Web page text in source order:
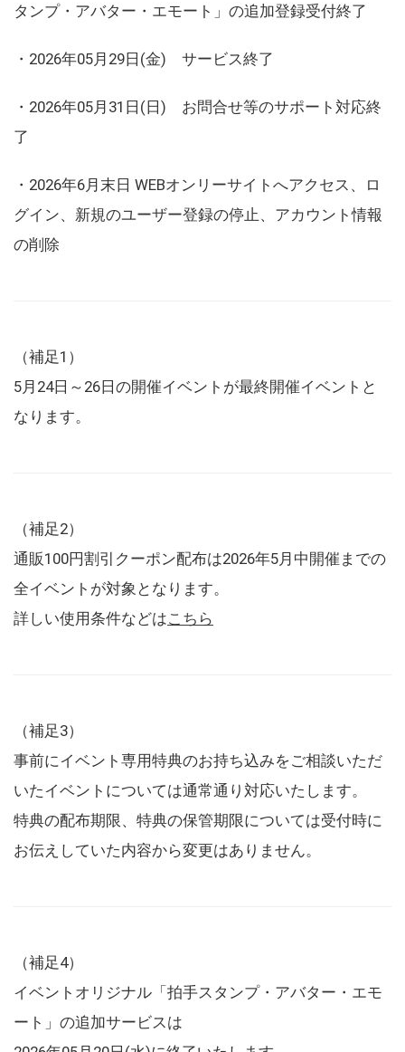
タンプ・アバター・エモート」の追加登録受付終了
・2026年05月29日(金) サービス終了
・2026年05月31日(日) お問合せ等のサポート対応終
了
・2026年6月末日 WEBオンリーサイトへアクセス、ロ
グイン、新規のユーザー登録の停止、アカウント情報
の削除
（補足1）
5月24日～26日の開催イベントが最終開催イベントと
なります。
（補足2）
通販100円割引クーポン配布は2026年5月中開催までの
全イベントが対象となります。
詳しい使用条件などはこちら
（補足3）
事前にイベント専用特典のお持ち込みをご相談いただ
いたイベントについては通常通り対応いたします。
特典の配布期限、特典の保管期限については受付時に
お伝えしていた内容から変更はありません。
（補足4）
イベントオリジナル「拍手スタンプ・アバター・エモ
ート」の追加サービスは